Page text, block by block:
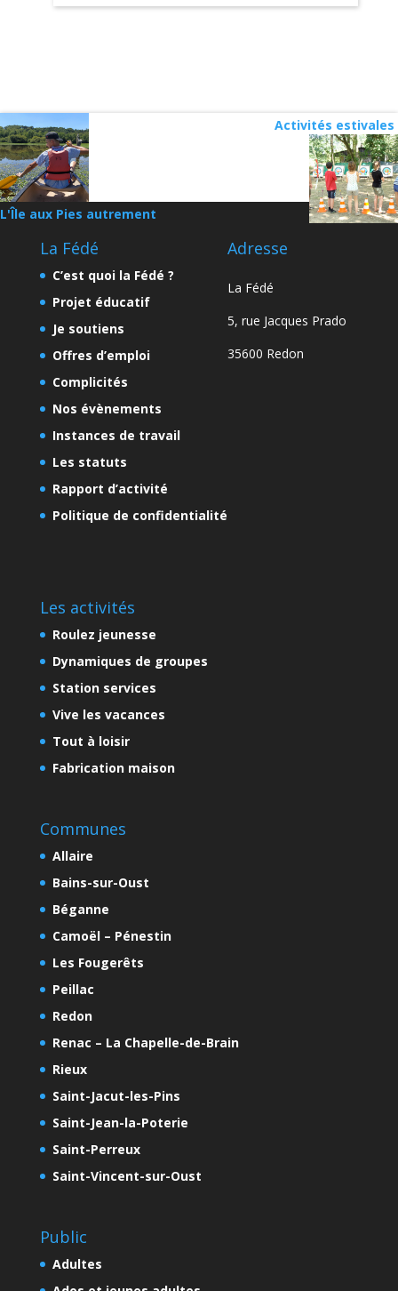
L'Île aux Pies autrement
Activités estivales
La Fédé
C’est quoi la Fédé ?
Projet éducatif
Je soutiens
Offres d’emploi
Complicités
Nos évènements
Instances de travail
Les statuts
Rapport d’activité
Politique de confidentialité
Adresse
La Fédé
5, rue Jacques Prado
35600 Redon
Les activités
Roulez jeunesse
Dynamiques de groupes
Station services
Vive les vacances
Tout à loisir
Fabrication maison
Communes
Allaire
Bains-sur-Oust
Béganne
Camoël – Pénestin
Les Fougerêts
Peillac
Redon
Renac – La Chapelle-de-Brain
Rieux
Saint-Jacut-les-Pins
Saint-Jean-la-Poterie
Saint-Perreux
Saint-Vincent-sur-Oust
Public
Adultes